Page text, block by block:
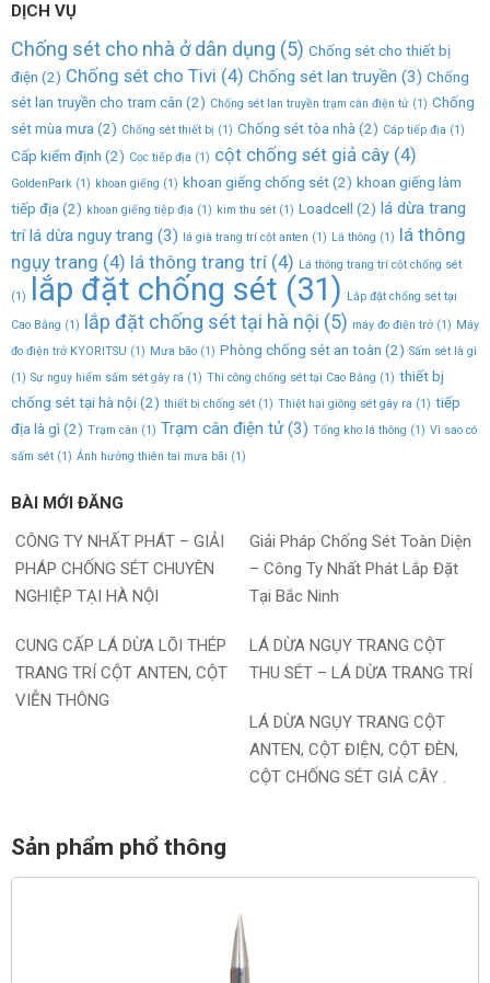
DỊCH VỤ
Chống sét cho nhà ở dân dụng (5) Chống sét cho thiết bị
điện (2) Chống sét cho Tivi (4) Chống sét lan truyền (3) Chống
sét lan truyền cho tram cân (2) Chống sét lan truyền trạm cân điện tử (1) Chống
sét mùa mưa (2) Chống sét thiết bị (1) Chống sét tòa nhà (2) Cáp tiếp địa (1)
Cấp kiểm định (2) Cọc tiếp địa (1) cột chống sét giả cây (4)
GoldenPark (1) khoan giếng (1) khoan giếng chống sét (2) khoan giếng làm
tiếp địa (2) khoan giếng tiệp địa (1) kim thu sét (1) Loadcell (2) lá dừa trang
trí lá dừa nguy trang (3) lá già trang trí cột anten (1) Lá thông (1) lá thông
ngụy trang (4) lá thông trang trí (4) Lá thông trang trí cột chống sét
(1) lắp đặt chống sét (31)
Lắp đặt chống sét tại
Cao Bằng (1) lắp đặt chống sét tại hà nội (5) máy đo điện trở(1) Máy
đo điện trở KYORITSU (1) Mưa bão (1) Phòng chống sét an toàn (2) Sấm sét là gì
(1) Sự nguy hiểm sấm sét gây ra (1) Thi công chống sét tại Cao Bằng (1) thiết bj
chống sét tại hà nội (2) thiết bị chống sét (1) Thiệt hại giông sét gây ra (1) tiếp
địa là gì (2) Trạm cân (1) Trạm cân điện tử(3) Tổng kho lá thông (1) Vì sao có
sấm sét (1) Ảnh hưởng thiên tai mưa bãi (1)
BÀI MỚI ĐĂNG
CÔNG TY NHẤT PHÁT – GIẢI
PHÁP CHỐNG SÉT CHUYÊN
NGHIỆP TẠI HÀ NỘI
Giải Pháp Chống Sét Toàn Diện
– Công Ty Nhất Phát Lắp Đặt
Tại Bắc Ninh
CUNG CẤP LÁ DỪA LÕI THÉP
TRANG TRÍ CỘT ANTEN, CỘT
VIỄN THÔNG
LÁ DỪA NGỤY TRANG CỘT
THU SÉT – LÁ DỪA TRANG TRÍ
LÁ DỪA NGỤY TRANG CỘT
ANTEN, CỘT ĐIỆN, CỘT ĐÈN,
CỘT CHỐNG SÉT GIẢ CÂY .
Sản phẩm phổ thông